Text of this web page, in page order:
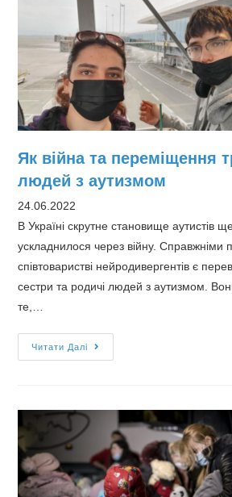
майбутнім”
стан
дітей
аутизмом
в
Як війна та переміщення
людей з аутизмом
24.06.2022
В Україні скрутне становище аутистів
ускладнилося через війну.
співтоваристві нейродивергентів є
сестри та родичі людей з аутизмом.
те,…
Читати Далі
війна
травмують
людей
з
аутизмом